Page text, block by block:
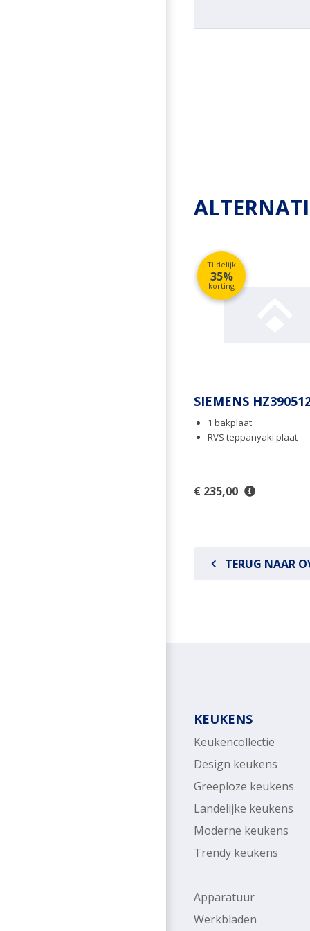
Tijdelijk
35%
korting
SIEMENS
1 bakplaat
RVS teppanyaki plaat
€ 235,00
TERUG NAAR
KEUKENS
Keukencollectie
Design keukens
Greeploze keukens
Landelijke keukens
Moderne keukens
Trendy keukens
Apparatuur
Werkbladen